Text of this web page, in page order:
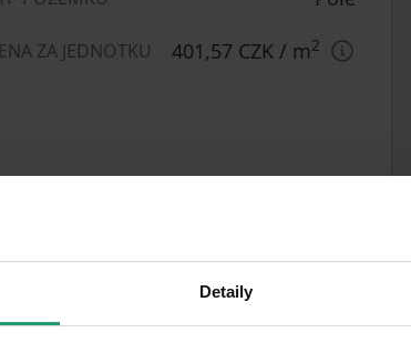
Detaily
ZA JEDNOTKU 401,57 CZK/ m2